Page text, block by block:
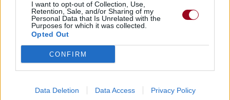
I want to opt-out of Collection, Use,
Retention, Sale, and/or Sharing of my
Personal Data that Is Unrelated with the
Purposes for which it was collected.
Opted Out
CONFIRM
Data Deletion Data Access Privacy Policy
Voir la vidéo de «Schizopolis»